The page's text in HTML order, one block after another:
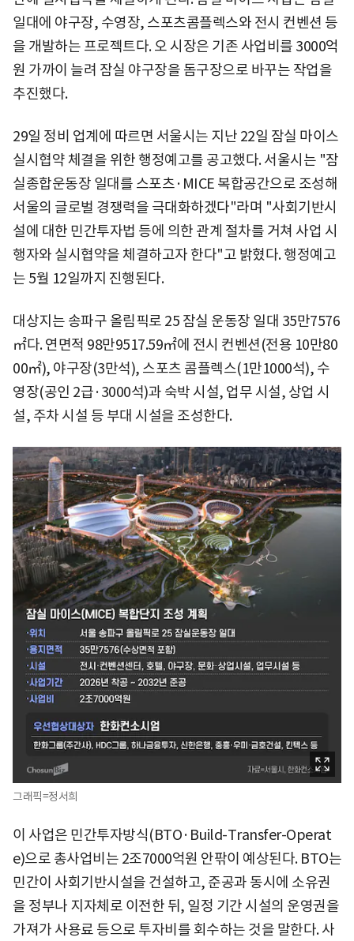
일대에 야구장, 수영장, 스포츠콤플렉스와 전시 컨벤션 등
을 개발하는 프로젝트다. 오 시장은 기존 사업비를 3000억
원 가까이 늘려 잠실 야구장을 돔구장으로 바꾸는 작업을
추진했다.
29일 정비 업계에 따르면 서울시는 지난 22일 잠실 마이스
실시협약 체결을 위한 행정예고를 공고했다. 서울시는 "잠
실종합운동장 일대를 스포츠·MICE 복합공간으로 조성해
서울의 글로벌 경쟁력을 극대화하겠다"라며 "사회기반시
설에 대한 민간투자법 등에 의한 관계 절차를 거쳐 사업 시
행자와 실시협약을 체결하고자 한다"고 밝혔다. 행정예고
는 5월 12일까지 진행된다.
대상지는 송파구 올림픽로 25 잠실 운동장 일대 35만7576
㎡다. 연면적 98만9517.59㎡에 전시 컨벤션(전용 10만80
00㎡), 야구장(3만석), 스포츠 콤플렉스(1만1000석), 수
영장(공인 2급·3000석)과 숙박 시설, 업무 시설, 상업 시
설, 주차 시설 등 부대 시설을 조성한다.
그래픽=정서희
이 사업은 민간투자방식(BTO·Build-Transfer-Operat
e)으로 총사업비는 2조7000억원 안팎이 예상된다. BTO는
민간이 사회기반시설을 건설하고, 준공과 동시에 소유권
을 정부나 지자체로 이전한 뒤, 일정 기간 시설의 운영권을
가져가 사용료 등으로 투자비를 회수하는 것을 말한다. 사